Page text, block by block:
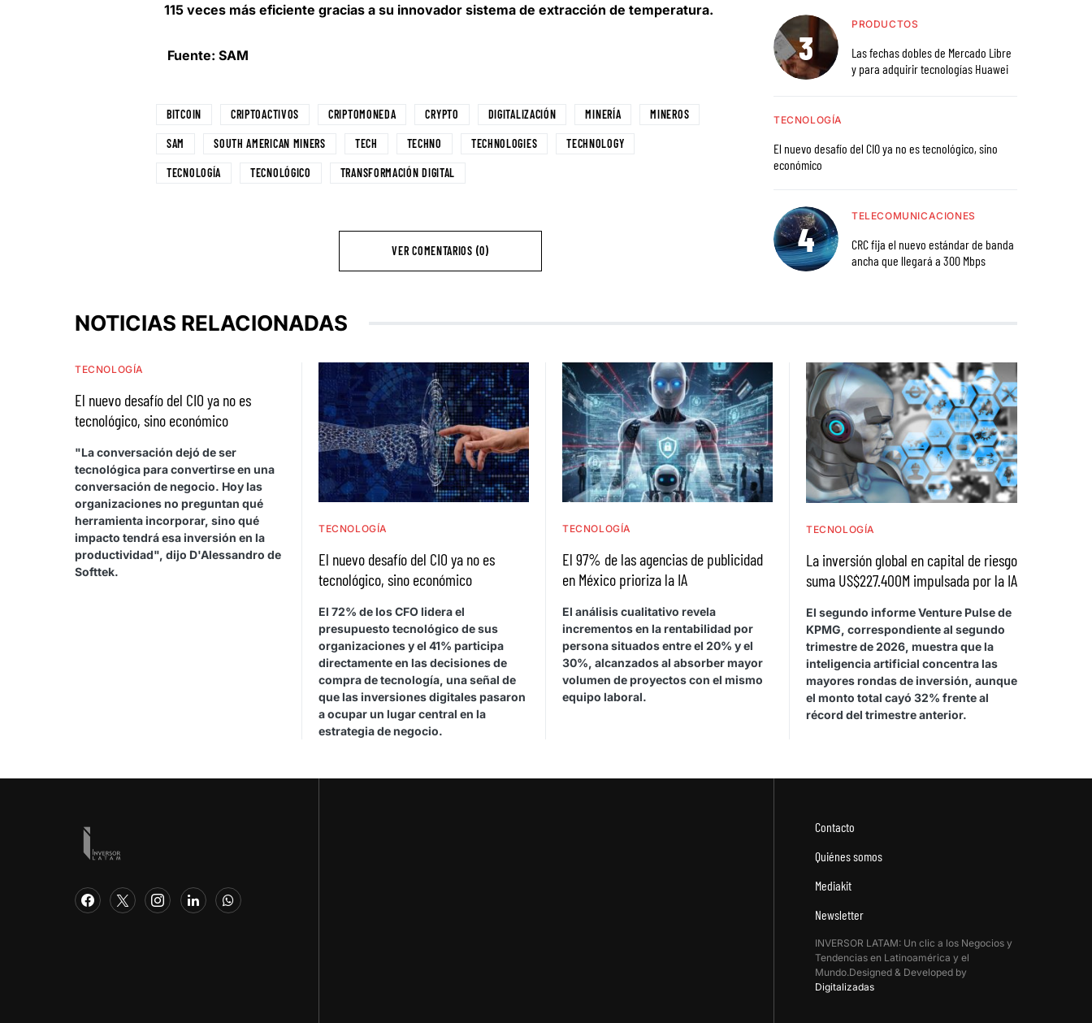
115 veces más eficiente gracias a su innovador sistema de extracción de temperatura.
Fuente: SAM
BITCOIN CRIPTOACTIVOS CRIPTOMONEDA CRYPTO DIGITALIZACIÓN MINERÍA MINEROS
SAM SOUTH AMERICAN MINERS TECH TECHNO TECHNOLOGIES TECHNOLOGY
TECNOLOGÍA TECNOLÓGICO TRANSFORMACIÓN DIGITAL
VER COMENTARIOS (0)
PRODUCTOS
Las fechas dobles de Mercado Libre
y para adquirir tecnologías Huawei
TECNOLOGÍA
El nuevo desafío del CIO ya no es tecnológico, sino
económico
TELECOMUNICACIONES
CRC fija el nuevo estándar de banda
ancha que llegará a 300 Mbps
NOTICIAS RELACIONADAS
TECNOLOGÍA
El nuevo desafío del CIO ya no es
tecnológico, sino económico
"La conversación dejó de ser
tecnológica para convertirse en una
conversación de negocio. Hoy las
organizaciones no preguntan qué
herramienta incorporar, sino qué
impacto tendrá esa inversión en la
productividad", dijo D'Alessandro de
Softtek.
TECNOLOGÍA
El nuevo desafío del CIO ya no es
tecnológico, sino económico
El 72% de los CFO lidera el
presupuesto tecnológico de sus
organizaciones y el 41% participa
directamente en las decisiones de
compra de tecnología, una señal de
que las inversiones digitales pasaron
a ocupar un lugar central en la
estrategia de negocio.
TECNOLOGÍA
El 97% de las agencias de publicidad
en México prioriza la IA
El análisis cualitativo revela
incrementos en la rentabilidad por
persona situados entre el 20% y el
30%, alcanzados al absorber mayor
volumen de proyectos con el mismo
equipo laboral.
TECNOLOGÍA
La inversión global en capital de riesgo
suma US$227.400M impulsada por la IA
El segundo informe Venture Pulse de
KPMG, correspondiente al segundo
trimestre de 2026, muestra que la
inteligencia artificial concentra las
mayores rondas de inversión, aunque
el monto total cayó 32% frente al
récord del trimestre anterior.
Contacto
Quiénes somos
Mediakit
Newsletter
INVERSOR LATAM: Un clic a los Negocios y
Tendencias en Latinoamérica y el
Mundo.Designed & Developed by
Digitalizadas